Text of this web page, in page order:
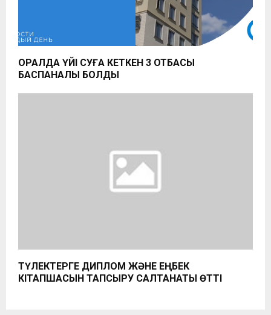
ОРАЛДА ҮЙІ СУҒА КЕТКЕН 3 ОТБАСЫ
БАСПАНАЛЫ БОЛДЫ
ТҮЛЕКТЕРГЕ ДИПЛОМ ЖӘНЕ ЕҢБЕК
КІТАПШАСЫН ТАПСЫРУ САЛТАНАТЫ ӨТТІ